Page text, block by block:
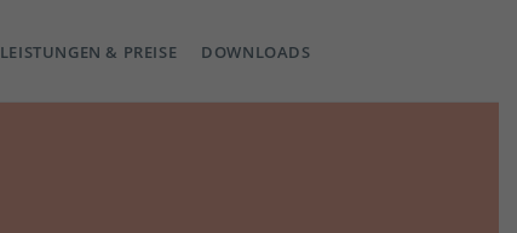
LEISTUNGEN & PREISE DOWNLOADS